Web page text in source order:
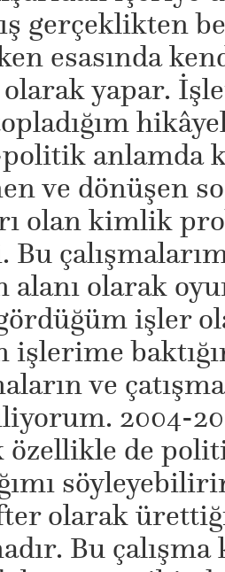
gerçeklikten
esasında
yapar.
anlamda
ve dönüşen
olan kimlik
Bu
olarak
işler
işlerime
ve
2004-
de
olarak
Bu